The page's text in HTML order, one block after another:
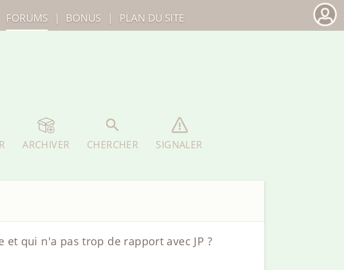
ARCHIVER CHERCHER SIGNALER
qui n'a pas trop de rapport avec JP ?
FORUMS | BONUS | PLAN DU SITE